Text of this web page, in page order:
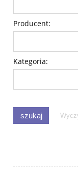
Producent:
Kategoria:
szukaj